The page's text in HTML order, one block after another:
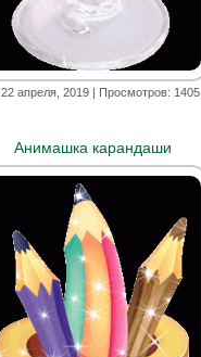
22 апреля, 2019 | Просмотров: 1405
Анимашка карандаши